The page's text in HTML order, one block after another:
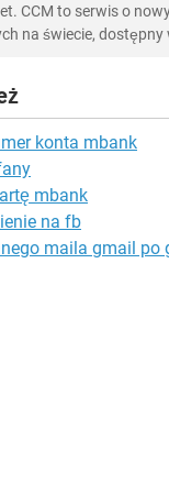
CCM to serwis o
na świecie, dostępny
konta mbank
mbank
na fb
maila gmail po